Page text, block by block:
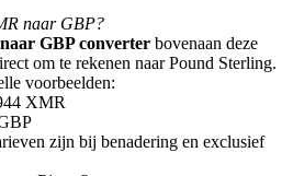
naar GBP?
GBP converter bovenaan deze
om te rekenen naar Pound Sterling.
voorbeelden:
XMR
zijn bij benadering en exclusief